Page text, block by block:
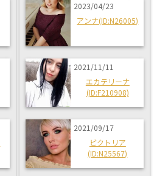
2023/04/23
アンナ(ID:N26005)
2021/11/11
エカテリーナ
(ID:F210908)
2021/09/17
ビクトリア
(ID:N25567)